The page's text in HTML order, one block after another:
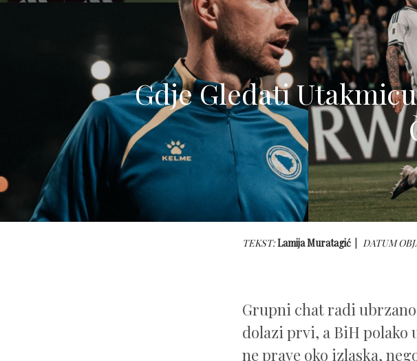
Gdje Gledati
TEKST:Lamija Muratagić DATUM
Grupni chat radi
dolazi prvi, a BiH polako
ne prave oko izlaska,